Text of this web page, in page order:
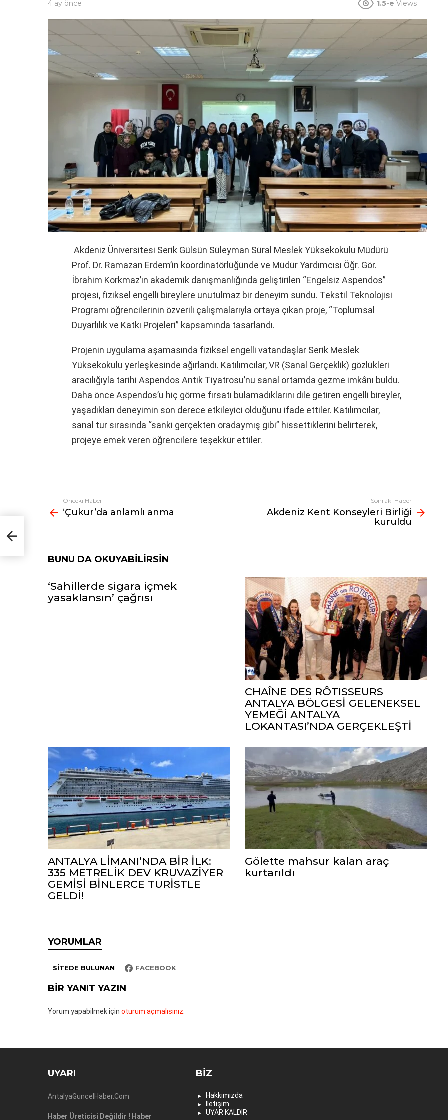
4 ay önce 1.5-e Views
Akdeniz Üniversitesi Serik Gülsün Süleyman Süral Meslek Yüksekokulu Müdürü
Prof. Dr. Ramazan Erdem’in koordinatörlüğünde ve Müdür Yardımcısı Öğr. Gör.
İbrahim Korkmaz’ın akademik danışmanlığında geliştirilen “Engelsiz Aspendos”
projesi, fiziksel engelli bireylere unutulmaz bir deneyim sundu. Tekstil Teknolojisi
Programı öğrencilerinin özverili çalışmalarıyla ortaya çıkan proje, “Toplumsal
Duyarlılık ve Katkı Projeleri” kapsamında tasarlandı.
Projenin uygulama aşamasında fiziksel engelli vatandaşlar Serik Meslek
Yüksekokulu yerleşkesinde ağırlandı. Katılımcılar, VR (Sanal Gerçeklik) gözlükleri
aracılığıyla tarihi Aspendos Antik Tiyatrosu’nu sanal ortamda gezme imkânı buldu.
Daha önce Aspendos’u hiç görme fırsatı bulamadıklarını dile getiren engelli bireyler,
yaşadıkları deneyimin son derece etkileyici olduğunu ifade ettiler. Katılımcılar,
sanal tur sırasında “sanki gerçekten oradaymış gibi” hissettiklerini belirterek,
projeye emek veren öğrencilere teşekkür ettiler.
Fazlasına
bak
Önceki Haber
‘Çukur’da anlamlı anma
Sonraki Haber
Akdeniz Kent Konseyleri Birliği
kuruldu
BUNU DA OKUYABILIRSIN
‘Sahillerde sigara içmek
yasaklansın’ çağrısı
CHAÎNE DES RÔTISSEURS
ANTALYA BÖLGESİ GELENEKSEL
YEMEĞİ ANTALYA
LOKANTASI’NDA GERÇEKLEŞTİ
ANTALYA LİMANI’NDA BİR İLK:
335 METRELİK DEV KRUVAZİYER
GEMİSİ BİNLERCE TURİSTLE
GELDİ!
Gölette mahsur kalan araç
kurtarıldı
YORUMLAR
SITEDE BULUNAN FACEBOOK
BIR YANIT YAZIN
Yorum yapabilmek için oturum açmalısınız
UYARI
AntalyaGuncelHaber.Com
Haber Üreticisi Değildir ! Haber
BIZ
Hakkımızda
İletişim
UYAR KALDIR